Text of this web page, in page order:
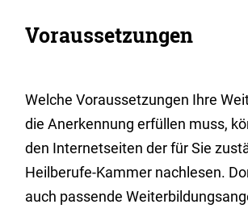
Voraussetzungen
Welche Voraussetzungen Ihre
die Anerkennung erfüllen muss,
den Internetseiten der für Sie
Heilberufe-Kammer nachlesen.
auch passende